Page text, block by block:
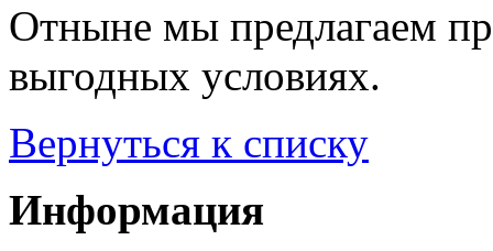
Отныне мы предлагаем
выгодных условиях.
Вернуться к списку
Информация